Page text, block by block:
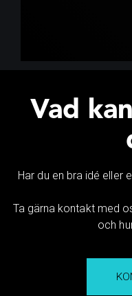
Vad
Har du en bra idé eller
Ta gärna kontakt med
och